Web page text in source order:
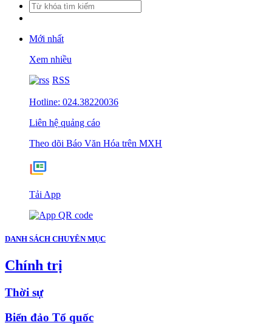
Mới nhất
Xem nhiều
RSS
Hotline: 024.38220036
Liên hệ quảng cáo
Theo dõi Báo Văn Hóa trên MXH
Tải App
DANH SÁCH CHUYÊN MỤC
Chính trị
Thời sự
Biển đảo Tổ quốc